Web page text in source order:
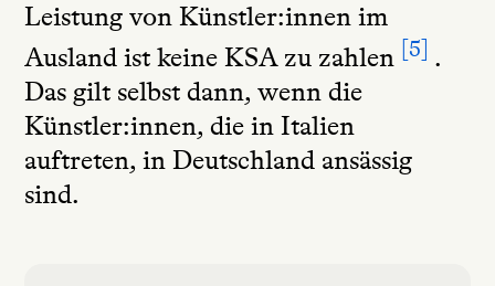
Leistung von Künstler:innen im
Ausland ist keine KSA zu zahlen 5 .
Das gilt selbst dann, wenn die
Künstler:innen, die in Italien
auftreten, in Deutschland ansässig
sind.